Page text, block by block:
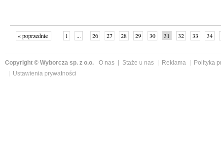
« poprzednie 1 ... 26 27 28 29 30 31 32 33 34
Copyright © Wyborcza sp. z o.o. O nas Staże u nas Reklama
Polityka
Ustawienia prywatności